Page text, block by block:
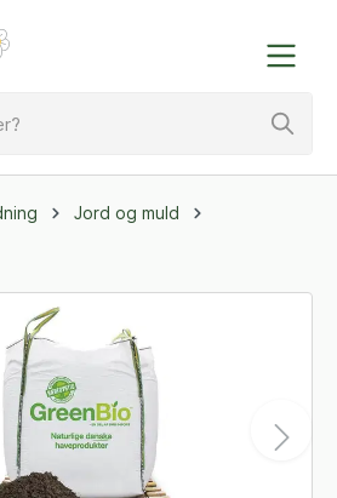
Jord og muld